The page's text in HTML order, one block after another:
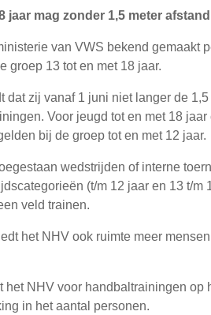
jaar mag zonder 1,5 meter
van VWS bekend gemaakt
groep 13 tot en met 18 jaar.
dat zij vanaf 1 juni niet langer de
Voor jeugd tot en met 18
bij de groep tot en met 12 jaar.
wedstrijden of interne
(t/m 12 jaar en 13 t/m
veld trainen.
het NHV ook ruimte meer
het NHV voor handbaltrainingen op
in het aantal personen.